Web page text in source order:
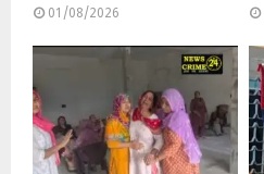
01/08/2026